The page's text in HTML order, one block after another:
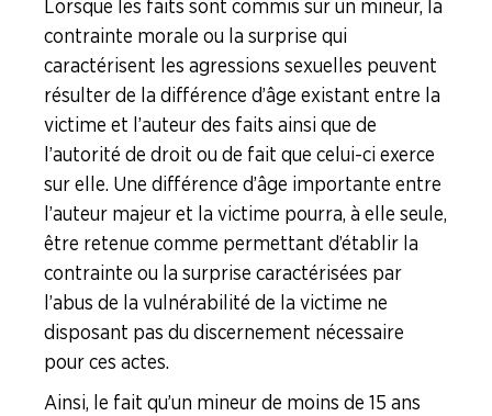
Lorsque les faits sont commis sur un mineur, la
contrainte morale ou la surprise qui
caractérisent les agressions sexuelles peuvent
résulter de la différence d’âge existant entre la
victime et l’auteur des faits ainsi que de
l’autorité de droit ou de fait que celui-ci exerce
sur elle. Une différence d’âge importante entre
l’auteur majeur et la victime pourra, à elle seule,
être retenue comme permettant d’établir la
contrainte ou la surprise caractérisées par
l’abus de la vulnérabilité de la victime ne
disposant pas du discernement nécessaire
pour ces actes.
Ainsi, le fait qu’un mineur de moins de 15 ans